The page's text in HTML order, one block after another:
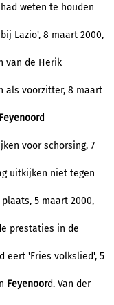
weten te houden
Lazio', 8 maart 2000,
van de Herik
als voorzitter, 8 maart
Feyenoord
voor schorsing, 7
uitkijken niet tegen
5 maart 2000,
prestaties in de
d eert 'Fries volkslied', 5
Feyenoord. Van der